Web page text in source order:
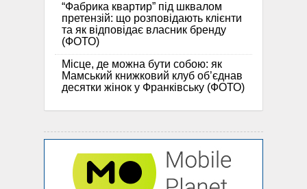
“Фабрика квартир” під шквалом
претензій: що розповідають клієнти
та як відповідає власник бренду
(ФОТО)
Місце, де можна бути собою: як
Мамський книжковий клуб об’єднав
десятки жінок у Франківську (ФОТО)